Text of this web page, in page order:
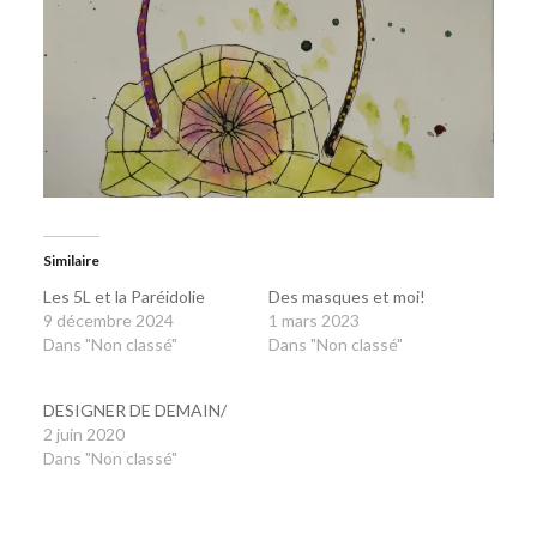
Similaire
Les 5L et la Paréidolie
9 décembre 2024
Dans "Non classé"
Des masques et moi!
1 mars 2023
Dans "Non classé"
DESIGNER DE DEMAIN/
2 juin 2020
Dans "Non classé"